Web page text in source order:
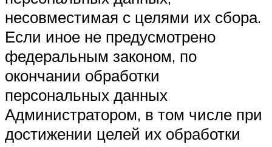
несовместимая с целями их сбора.
Если иное не предусмотрено
федеральным законом, по
окончании обработки
персональных данных
Администратором, в том числе при
достижении целей их обработки